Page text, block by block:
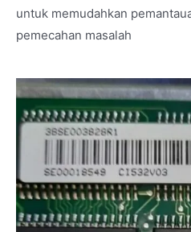
untuk memudahkan
pemecahan masalah